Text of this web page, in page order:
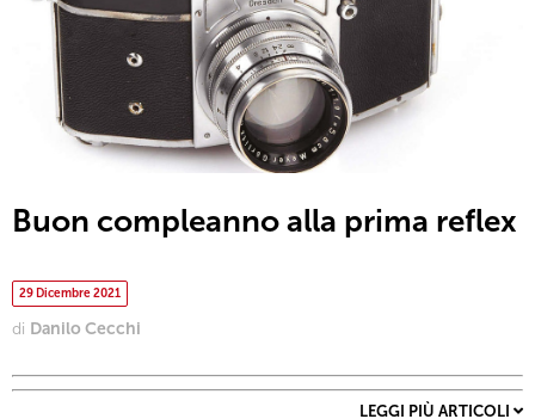
Buon compleanno alla prima reflex
29 Dicembre 2021
di Danilo Cecchi
LEGGI PIÙ ARTICOLI